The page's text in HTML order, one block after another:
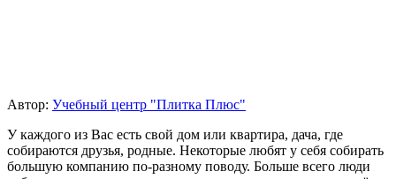
Автор: Учебный центр "Плитка Плюс"
У каждого из Вас есть свой дом или квартира, дача, где
собираются друзья, родные. Некоторые любят у себя собирать
большую компанию по-разному поводу. Больше всего люди